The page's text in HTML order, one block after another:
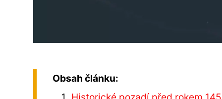
Obsah článku: